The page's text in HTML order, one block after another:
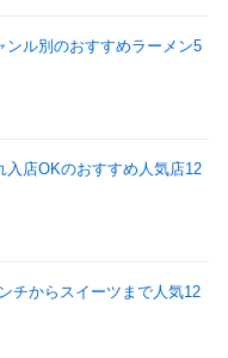
ンル別のおすすめラーメン5
入店OKのおすすめ人気店12
チからスイーツまで人気12